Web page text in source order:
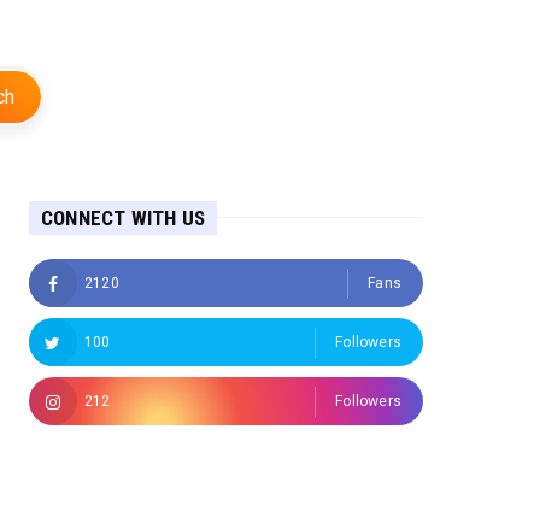
CONNECT WITH US
2120 Fans
100 Followers
212 Followers